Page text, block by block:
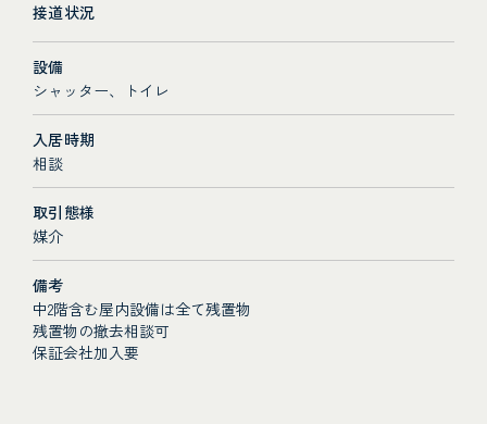
接道状況
設備
シャッター、トイレ
入居時期
相談
取引態様
媒介
備考
中2階含む屋内設備は全て残置物
残置物の撤去相談可
保証会社加入要